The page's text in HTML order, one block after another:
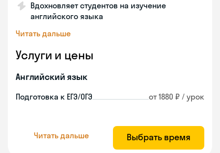
Вдохновляет студентов на изучение
английского языка
Читать дальше
Услуги и цены
Английский язык
Подготовка к ЕГЭ/ОГЭ от 1880 ₽ / урок
Читать дальше Выбрать время